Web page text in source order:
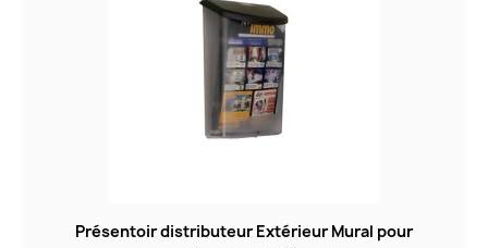
Présentoir distributeur Extérieur Mural pour